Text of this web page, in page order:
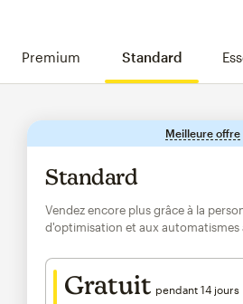
Premium Standard
Meilleure offre
Standard
Vendez encore plus grâce à la
d'optimisation et aux automatismes
Essai gratuit
Gratuit pendant 14 jours